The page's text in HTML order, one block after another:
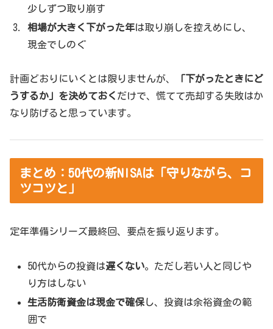
少しずつ取り崩す
相場が大きく下がった年は取り崩しを控えめにし、
現金でしのぐ
計画どおりにいくとは限りませんが、
「下がったときにど
うするか」を決めておく だけで、慌てて売却する失敗はか
なり防げると思っています。
まとめ：50代の新NISAは「守りながら、コ
ツコツと」
定年準備シリーズ最終回、要点を振り返ります。
50代からの投資は遅くない。ただし若い人と同じや
り方はしない
生活防衛資金は現金で確保し、投資は余裕資金の範
囲で